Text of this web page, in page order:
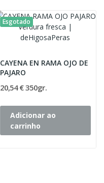
Esgotado
CAYENA EN RAMA OJO DE
PAJARO
20,54 € 350gr.
Adicionar ao
carrinho